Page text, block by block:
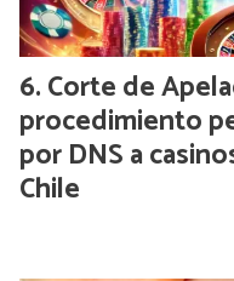
Corte de
procedimiento
por DNS a
Chile